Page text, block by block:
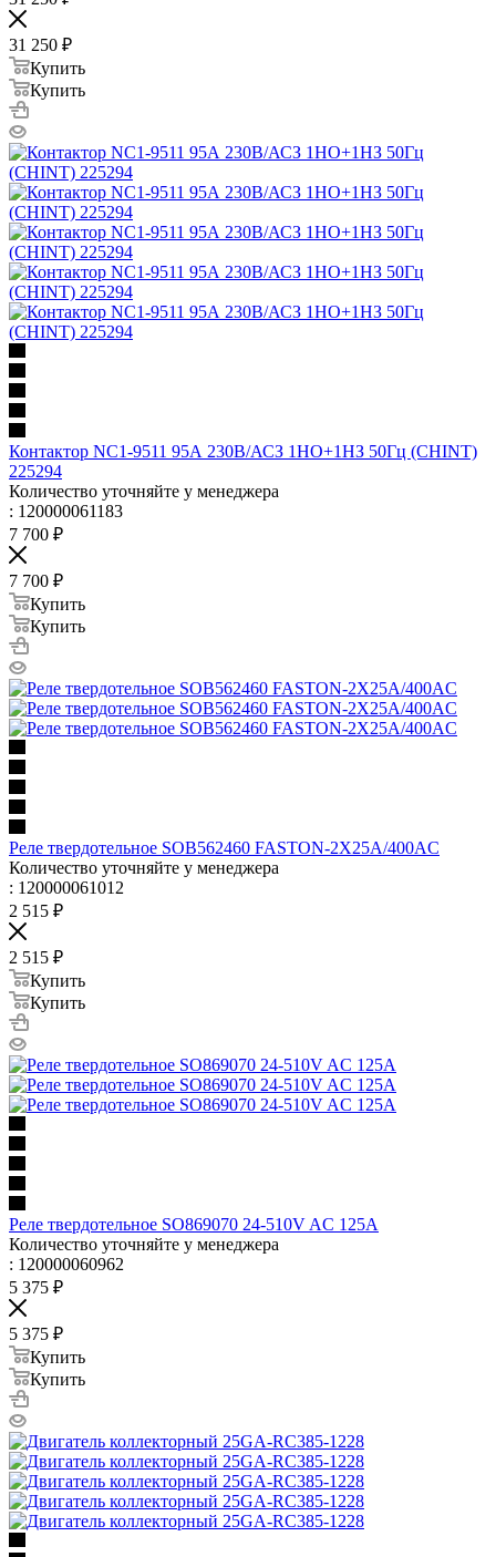
31 250 ₽
Купить
Купить
Контактор NC1-9511 95А 230В/АСЗ 1НО+1НЗ 50Гц (CHINT)
225294
Количество уточняйте у менеджера
: 120000061183
7 700 ₽
7 700 ₽
Купить
Купить
Реле твердотельное SOB562460 FASTON-2X25A/400AC
Количество уточняйте у менеджера
: 120000061012
2 515 ₽
2 515 ₽
Купить
Купить
Реле твердотельное SO869070 24-510V AC 125A
Количество уточняйте у менеджера
: 120000060962
5 375 ₽
5 375 ₽
Купить
Купить